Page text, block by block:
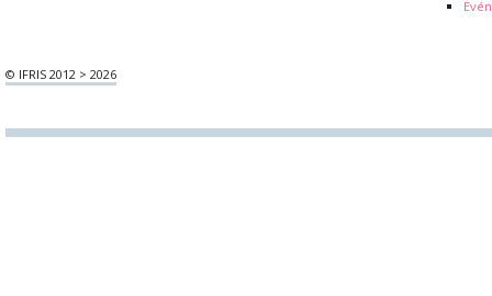
© IFRIS 2012 > 2026